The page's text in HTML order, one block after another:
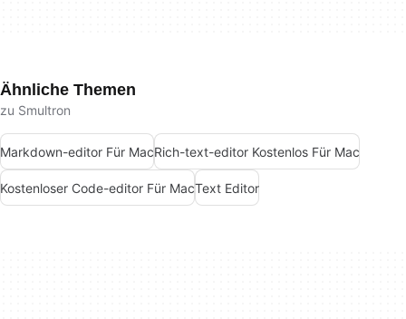
Ähnliche Themen
zu Smultron
Markdown-editor Für MacRich-text-editor Kostenlos Für Mac
Kostenloser Code-editor Für MacText Editor